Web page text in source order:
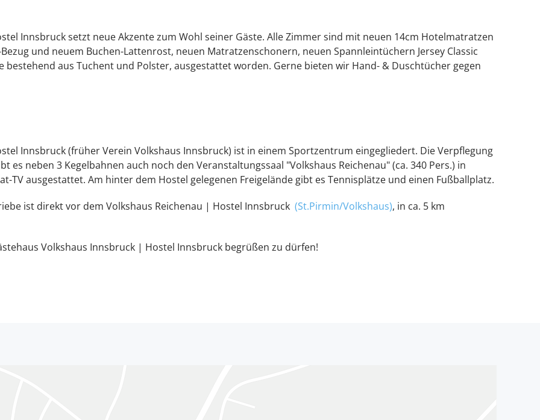
Innsbruck setzt neue Akzente zum Wohl seiner Gäste. Alle Zimmer sind mit neuen 14cm Hotelmatratzen
und neuem Buchen-Lattenrost, neuen Matratzenschonern, neuen Spannleintüchern Jersey Classic
bestehend aus Tuchent und Polster, ausgestattet worden. Gerne bieten wir Hand- & Duschtücher gegen
Innsbruck (früher Verein Volkshaus Innsbruck) ist in einem Sportzentrum eingegliedert. Die Verpflegung
es neben 3 Kegelbahnen auch noch den Veranstaltungssaal "Volkshaus Reichenau" (ca. 340 Pers.) in
TV ausgestattet. Am hinter dem Hostel gelegenen Freigelände gibt es Tennisplätze und einen Fußballplatz.
ist direkt vor dem Volkshaus Reichenau | Hostel Innsbruck (St.Pirmin/Volkshaus), in ca. 5 km
Volkshaus Innsbruck | Hostel Innsbruck begrüßen zu dürfen!